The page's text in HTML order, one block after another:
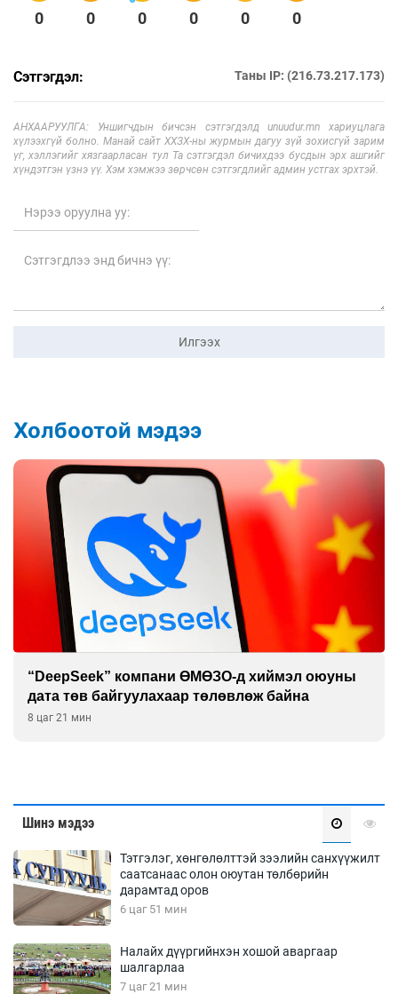
0 0 0 0 0 0
Сэтгэгдэл: Таны IP: (216.73.217.173)
АНХААРУУЛГА: Уншигчдын бичсэн сэтгэгдэлд unuudur.mn хариуцлага
хүлээхгүй болно. Манай сайт ХХЗХ-ны журмын дагуу зүй зохисгүй зарим
үг, хэллэгийг хязгаарласан тул Та сэтгэгдэл бичихдээ бусдын эрх ашгийг
хүндэтгэн үзнэ үү. Хэм хэмжээ зөрчсөн сэтгэгдлийг админ устгах эрхтэй.
Илгээх
Холбоотой мэдээ
“DeepSeek” компани ӨМӨЗО-д хиймэл оюуны
дата төв байгуулахаар төлөвлөж байна
8 цаг 21 мин
Шинэ мэдээ
Тэтгэлэг, хөнгөлөлттэй зээлийн санхүүжилт
саатсанаас олон оюутан төлбөрийн
дарамтад оров
6 цаг 51 мин
Налайх дүүргийнхэн хошой аваргаар
шалгарлаа
7 цаг 21 мин